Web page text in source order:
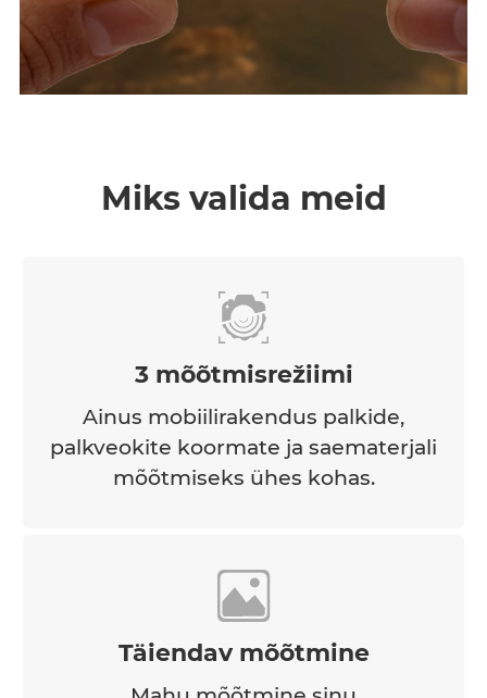
Miks valida meid
3 mõõtmisrežiimi
Ainus mobiilirakendus palkide,
palkveokite koormate ja saematerjali
mõõtmiseks ühes kohas.
Täiendav mõõtmine